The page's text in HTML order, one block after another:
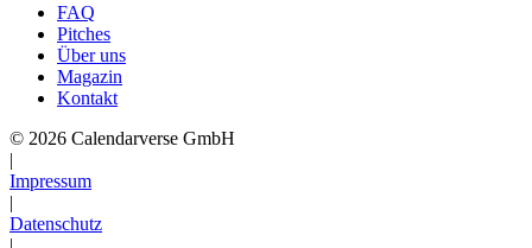
FAQ
Pitches
Über uns
Magazin
Kontakt
© 2026 Calendarverse GmbH
|
Impressum
|
Datenschutz